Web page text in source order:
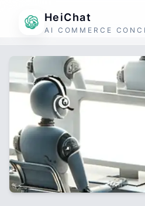
HeiChat
AI COMMERCE